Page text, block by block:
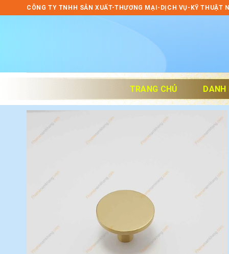
to
CÔNG TY TNHH SẢN XUẤT-THƯƠNG MẠI-DỊCH VỤ-KỸ THUẬT
TRANG CHỦ DANH